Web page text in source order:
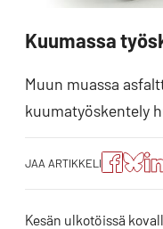
Kuumassa
Muun muassa
kuumatyöskentely
JAA ARTIKKELI
Jaa
Kesän ulkotöissä